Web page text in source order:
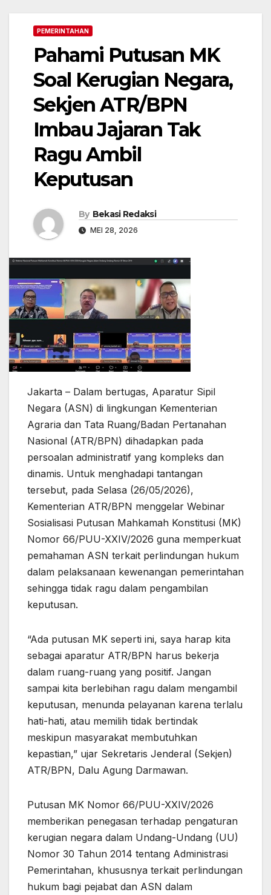
PEMERINTAHAN
Pahami Putusan MK
Soal Kerugian Negara,
Sekjen ATR/BPN
Imbau Jajaran Tak
Ragu Ambil
Keputusan
By Bekasi Redaksi
MEI 28, 2026
Jakarta – Dalam bertugas, Aparatur Sipil
Negara (ASN) di lingkungan Kementerian
Agraria dan Tata Ruang/Badan Pertanahan
Nasional (ATR/BPN) dihadapkan pada
persoalan administratif yang kompleks dan
dinamis. Untuk menghadapi tantangan
tersebut, pada Selasa (26/05/2026),
Kementerian ATR/BPN menggelar Webinar
Sosialisasi Putusan Mahkamah Konstitusi (MK)
Nomor 66/PUU-XXIV/2026 guna memperkuat
pemahaman ASN terkait perlindungan hukum
dalam pelaksanaan kewenangan pemerintahan
sehingga tidak ragu dalam pengambilan
keputusan.
“Ada putusan MK seperti ini, saya harap kita
sebagai aparatur ATR/BPN harus bekerja
dalam ruang-ruang yang positif. Jangan
sampai kita berlebihan ragu dalam mengambil
keputusan, menunda pelayanan karena terlalu
hati-hati, atau memilih tidak bertindak
meskipun masyarakat membutuhkan
kepastian,” ujar Sekretaris Jenderal (Sekjen)
ATR/BPN, Dalu Agung Darmawan.
Putusan MK Nomor 66/PUU-XXIV/2026
memberikan penegasan terhadap pengaturan
kerugian negara dalam Undang-Undang (UU)
Nomor 30 Tahun 2014 tentang Administrasi
Pemerintahan, khususnya terkait perlindungan
hukum bagi pejabat dan ASN dalam